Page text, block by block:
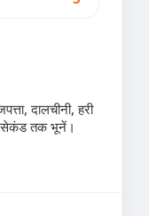
दालचीनी, हरी
सेकंड तक भूनें।